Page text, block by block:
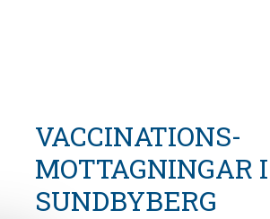
VACCINATIONS-
MOTTAGNINGAR I
SUNDBYBERG